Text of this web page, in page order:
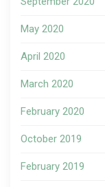
May 2020
April 2020
March 2020
February 2020
October 2019
February 2019